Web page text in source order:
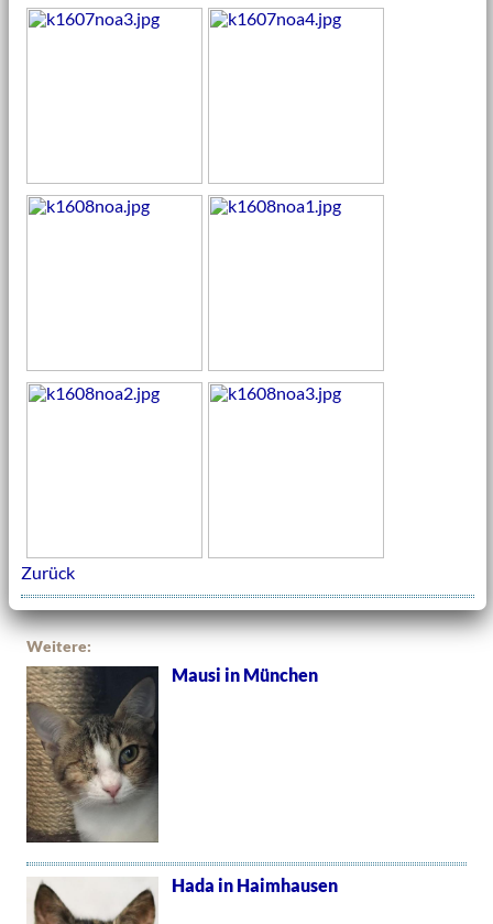
Zurück
Weitere:
Mausi in München
Hada in Haimhausen